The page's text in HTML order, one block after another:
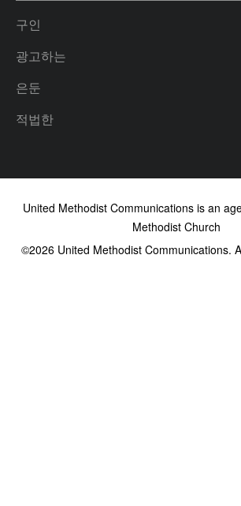
구인
광고하는
은둔
적법한
United Methodist Communications is an
Methodist Church
©2026United Methodist Communications.